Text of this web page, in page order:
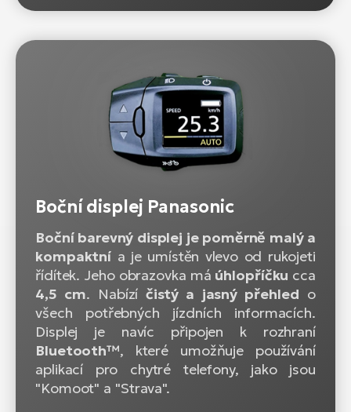
Boční displej Panasonic
Boční barevný displej je poměrně malý a
kompaktní a je umístěn vlevo od rukojeti
řídítek. Jeho obrazovka má úhlopříčku cca
4,5 cm. Nabízí čistý a jasný přehled o
všech potřebných jízdních informacích.
Displej je navíc připojen k rozhraní
Bluetooth™, které umožňuje používání
aplikací pro chytré telefony, jako jsou
"Komoot" a "Strava".